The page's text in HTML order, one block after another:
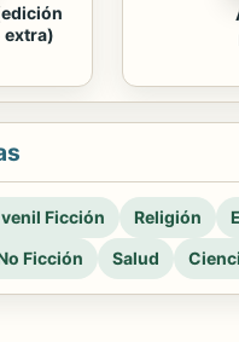
extra)
Ficción Religión
Ficción
Salud